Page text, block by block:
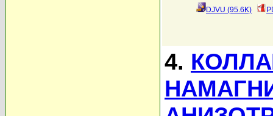
DJVU (95.6K)
4.